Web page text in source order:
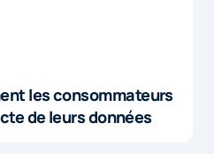
les consommateurs
de leurs données